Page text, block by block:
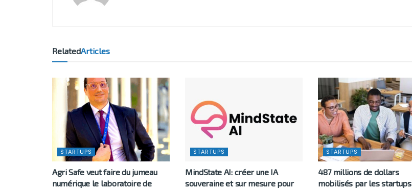
RelatedArticles
STARTUPS
Agri Safe veut faire du jumeau
numérique le laboratoire de
STARTUPS
MindState AI: créer une IA
souveraine et sur mesure pour
STARTUPS
487 millions de dollars
mobilisés par les startups